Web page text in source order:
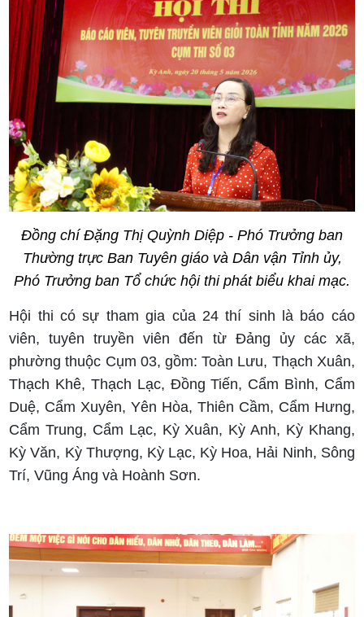
Đồng chí Đặng Thị Quỳnh Diệp - Phó Trưởng ban
Thường trực Ban Tuyên giáo và Dân vận Tỉnh ủy,
Phó Trưởng ban Tổ chức hội thi phát biểu khai mạc.
Hội thi có sự tham gia của 24 thí sinh là báo cáo
viên, tuyên truyền viên đến từ Đảng ủy các xã,
phường thuộc Cụm 03, gồm: Toàn Lưu, Thạch Xuân,
Thạch Khê, Thạch Lạc, Đồng Tiến, Cẩm Bình, Cẩm
Duệ, Cẩm Xuyên, Yên Hòa, Thiên Cầm, Cẩm Hưng,
Cẩm Trung, Cẩm Lạc, Kỳ Xuân, Kỳ Anh, Kỳ Khang,
Kỳ Văn, Kỳ Thượng, Kỳ Lạc, Kỳ Hoa, Hải Ninh, Sông
Trí, Vũng Áng và Hoành Sơn.